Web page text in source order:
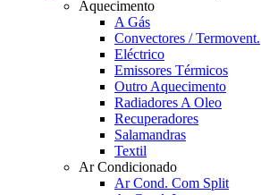
Aquecimento
A Gás
Convectores / Termovent.
Eléctrico
Emissores Térmicos
Outro Aquecimento
Radiadores A Oleo
Recuperadores
Salamandras
Textil
Ar Condicionado
Ar Cond. Com Split